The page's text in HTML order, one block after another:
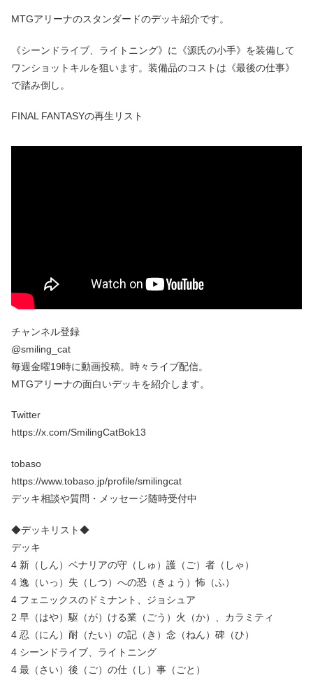
MTGアリーナのスタンダードのデッキ紹介です。
《シーンドライブ、ライトニング》に《源氏の小手》を装備して
ワンショットキルを狙います。装備品のコストは《最後の仕事》
で踏み倒し。
FINAL FANTASYの再生リスト
チャンネル登録
@smiling_cat
毎週金曜19時に動画投稿。時々ライブ配信。
MTGアリーナの面白いデッキを紹介します。
Twitter
https://x.com/SmilingCatBok13
tobaso
https://www.tobaso.jp/profile/smilingcat
デッキ相談や質問・メッセージ随時受付中
◆デッキリスト◆
デッキ
4 新（しん）ベナリアの守（しゅ）護（ご）者（しゃ）
4 逸（いっ）失（しつ）への恐（きょう）怖（ふ）
4 フェニックスのドミナント、ジョシュア
2 早（はや）駆（が）ける業（ごう）火（か）、カラミティ
4 忍（にん）耐（たい）の記（き）念（ねん）碑（ひ）
4 シーンドライブ、ライトニング
4 最（さい）後（ご）の仕（し）事（ごと）